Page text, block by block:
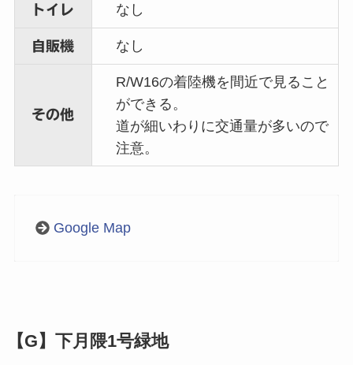
トイレ なし
自販機 なし
その他
R/W16の着陸機を間近で見ること
ができる。
道が細いわりに交通量が多いので
注意。
Google Map
【G】下月隈1号緑地